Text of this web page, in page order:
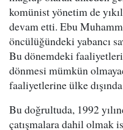
komünist yönetim de
devam etti. Ebu
öncülüğündeki yabancı
Bu dönemdeki
dönmesi mümkün
faaliyetlerine ülke
Bu doğrultuda, 1992
çatışmalara dahil olmak